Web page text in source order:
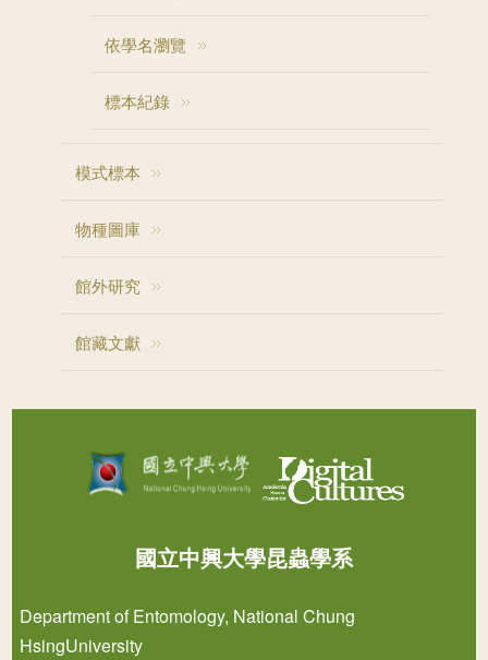
依學名瀏覽
標本紀錄
模式標本
物種圖庫
館外研究
館藏文獻
國立中興大學昆蟲學系
Department of Entomology, National Chung
HsingUniversity